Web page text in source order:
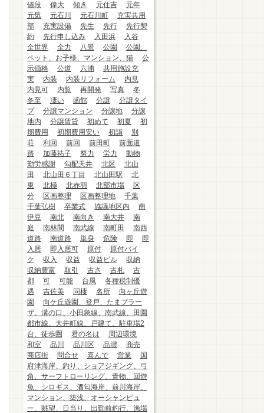
値段
偉大 傾き 元住吉
元年
元気
元石川 元石川町
充実共用
部
充実設備 先生 先行
先行契
約
先行申し込み 入田浜
入谷
全世界
全力 八景 公園
公園、
ペット、お子様、マンション、猫
公
示価格
公道 六浦
共用施設充
実
内装 内装リフォーム
内見
内見可
内覧 再開発 写真
冬
冬至
凄い 函館 分譲
分譲タイ
プ
分譲マンション 分譲地
分譲
地内
分譲賃貸 初めて 初夏
初
期費用
初期費用安い 初詣
別
荘
利回 前回 前田町
前面道
路
加藤祐子 努力 労力
動物
勤労感謝
勾配天井 北区
北山
田
北山田６丁目 北山田駅
北
東
北極 北赤羽 北部市場
区
分
区画整理 区画整理地
千葉
千葉弘樹
卒業式 協議地区内
南
伊豆
南北 南向き 南大井
南
庭
南林間 南武線 南町田
南西
道路
南道路 単身 危険 即
即
入居
即入居可 原付
原付バイ
ク
収入 収益 収益ビル
収納
収納豊富
取引 古さ 古札
古
都
可 可能 台風
各種税制優
遇
吉佐美 同棲 名所
向ヶ丘遊
園
向ケ丘遊園、登戸、たまプラー
ザ、溝の口、小田急線、南武線、田園
都市線、大井町線、戸建て、駐車場2
台、徒歩圏
君の名は
周辺環境
和室
品川 品川区 品濃
商売
商店街
問合せ 喜んで 営業
国
府津海岸、釣り、ショアジギング、弓
角、サーフトローリング、青物、回遊
魚、シロギス、酒匂海岸、前川海岸、
マンション、築浅、オーシャンビュ
ー、眺望、日当り、出勤前釣行、漁場